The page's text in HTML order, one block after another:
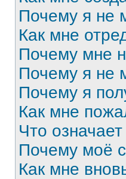
Почему я не
Как мне
Почему мне
Почему я не
Почему я
Как мне
Что
Почему моё
Как мне